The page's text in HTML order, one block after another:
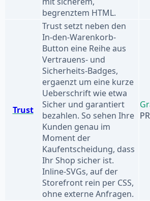
begrenztem HTML.
Trust
Trust setzt neben den
In-den-Warenkorb-
Button eine Reihe aus
Vertrauens- und
Sicherheits-Badges,
ergaenzt um eine kurze
Ueberschrift wie etwa
Sicher und garantiert
bezahlen. So sehen Ihre
Kunden genau im
Moment der
Kaufentscheidung, dass
Ihr Shop sicher ist.
Inline-SVGs, auf der
Storefront rein per CSS,
ohne externe Anfragen.